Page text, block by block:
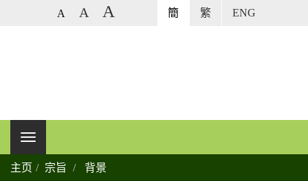
ENG
繁
簡
A A A
主页 宗旨 背景